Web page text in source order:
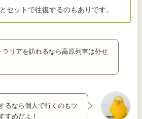
セットで往復するのもありです。
ラリアを訪れるなら高原列車は外せ
るなら個人で行くのもツ
すめだよ！